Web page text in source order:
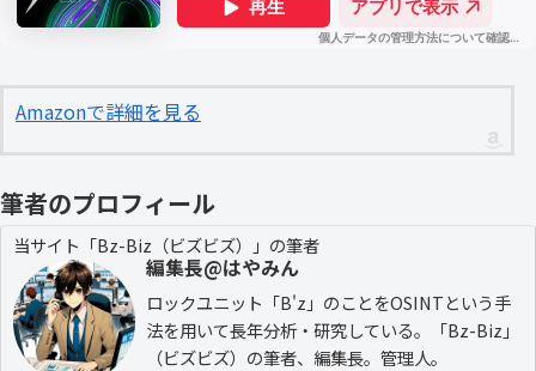
Amazonで詳細を見る
筆者のプロフィール
当サイト「Bz-Biz（ビズビズ）」の筆者
編集長@はやみん
ロックユニット「B'z」のことをOSINTという手
法を用いて長年分析・研究している。「Bz-Biz」
（ビズビズ）の筆者、編集長。管理人。